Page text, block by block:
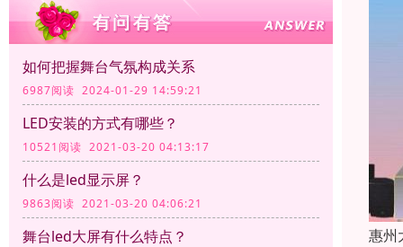
如何把握舞台气氛构成关系
6987阅读 2024-01-29 14:59:21
LED安装的方式有哪些？
10521阅读 2021-03-20 04:13:17
什么是led显示屏？
9863阅读 2021-03-20 04:06:21
舞台led大屏有什么特点？
惠州